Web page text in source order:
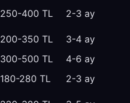
250-400 TL
2-3 ay
200-350 TL
3-4 ay
300-500 TL
4-6 ay
180-280 TL
2-3 ay